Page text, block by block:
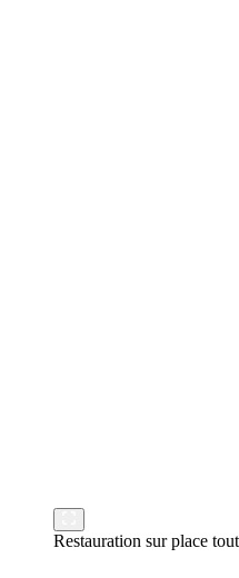
Restauration sur place